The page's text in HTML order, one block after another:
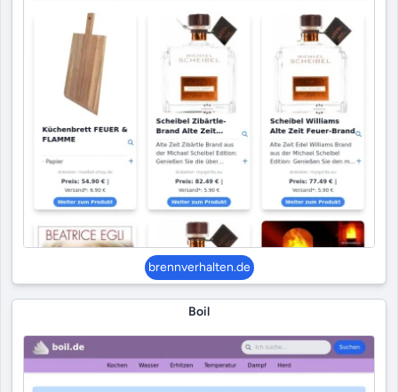
brennverhalten.de
Boil